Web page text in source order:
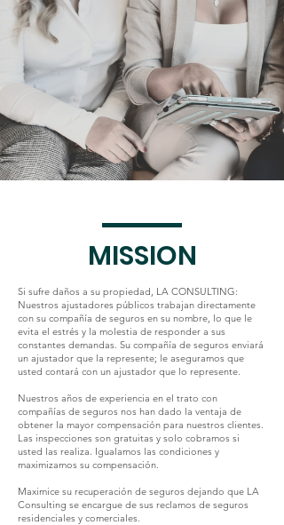
MISSION
Si sufre daños a su propiedad, LA CONSULTING:
Nuestros ajustadores públicos trabajan directamente
con su compañía de seguros en su nombre, lo que le
evita el estrés y la molestia de responder a sus
constantes demandas. Su compañía de seguros enviará
un ajustador que la represente; le aseguramos que
usted contará con un ajustador que lo represente.
Nuestros años de experiencia en el trato con
compañías de seguros nos han dado la ventaja de
obtener la mayor compensación para nuestros clientes.
Las inspecciones son gratuitas y solo cobramos si
usted las realiza. Igualamos las condiciones y
maximizamos su compensación.
Maximice su recuperación de seguros dejando que LA
Consulting se encargue de sus reclamos de seguros
residenciales y comerciales.